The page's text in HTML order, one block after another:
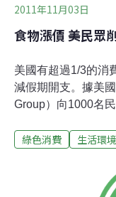
2011年11月03日
食物漲價 美民眾
美國有超過1/3的消
減假期開支。據美
Group）向1000名
購物金額；而7.2%
市場。美國全國零
本月初預測，扣除
綠色消費 生活環境